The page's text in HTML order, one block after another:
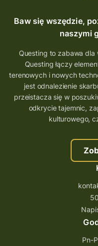
Baw się wszędzie,
naszymi
Questing to zabawa
Questing łączy
terenowych i nowych
jest odnalezienie
przeistacza się w
odkrycie tajemnic,
kulturowego,
Pn-